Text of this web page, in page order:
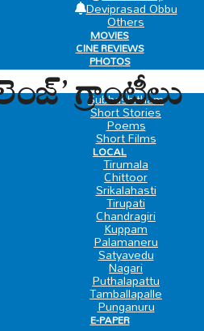
Deviprasad Obbu
Others
MOVIES
CINE REVIEWS
PHOTOS
VIDEOS
SPECIAL
Subhashitham
Short Stories
Poems
Short Films
LOCAL
Tirumala
Chittoor
Srikalahasti
Tirupati
Chandragiri
Kuppam
Palamaneru
Satyavedu
Nagari
Puthalapattu
Tamballapalle
Punganuru
E-PAPER
గ్రాంటీలు